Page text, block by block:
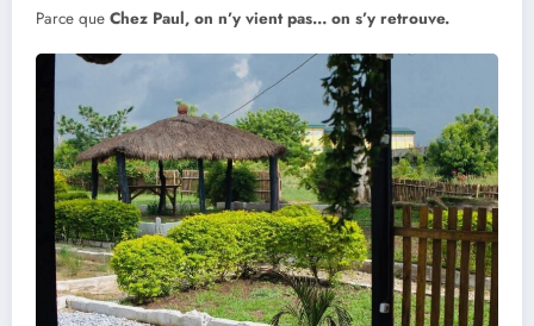
Parce que Chez Paul, on n’y vient pas… on s’y retrouve.